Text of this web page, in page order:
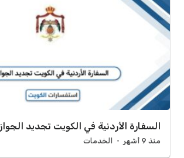
السفارة الأردنية في الكويت تجديد الجواز 2026
منذ 9 أشهر الخدمات